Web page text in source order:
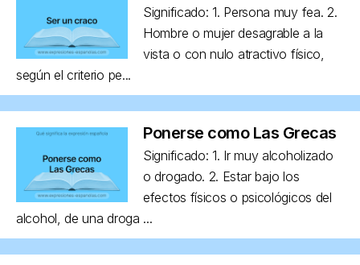
Significado: 1. Persona muy fea. 2.
Hombre o mujer desagrable a la
vista o con nulo atractivo físico,
según el criterio pe...
Ponerse como Las Grecas
Significado: 1. Ir muy alcoholizado
o drogado. 2. Estar bajo los
efectos físicos o psicológicos del
alcohol, de una droga ...